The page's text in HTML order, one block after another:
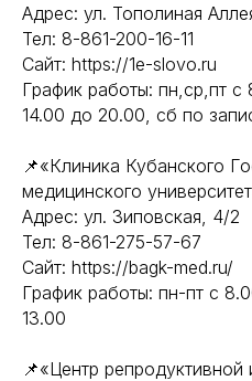
Адрес: ул. Тополиная
Тел: 8-861-200-16-11
Сайт: https://1e-slovo.ru
График работы: пн,ср,пт с
14.00 до 20.00, сб по
📌«Клиника Кубанского
медицинского
Адрес: ул. Зиповская, 4/2
Тел: 8-861-275-57-67
Сайт: https://bagk-med.ru/
График работы: пн-пт с
13.00
📌«Центр